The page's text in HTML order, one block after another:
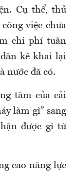
Cụ thể, thủ
việc chưa
chi phí tuân
kê khai lại
nước đã có.
tâm của cải
làm gì” sang
được gì từ
cao năng lực